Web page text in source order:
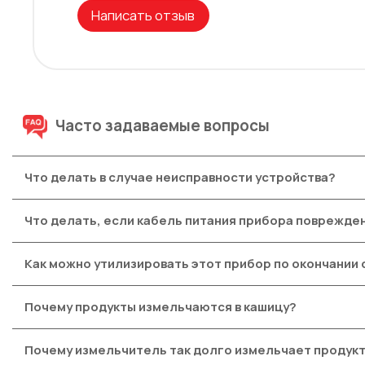
Написать отзыв
Часто задаваемые вопросы
Что делать в случае неисправности устройства?
другое устройство. Если прибор не заработал, не
Что делать, если кабель питания прибора
Как можно утилизировать этот прибор по окончании
Почему продукты измельчаются в кашицу?
Почему измельчитель так долго измельчает